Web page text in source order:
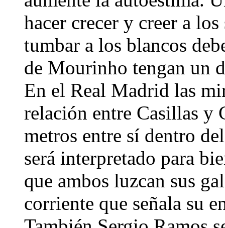
hacer crecer y creer a
tumbar a los blancos
de Mourinho tengan un
En el Real Madrid las
relación entre Casillas y
metros entre sí dentro
será interpretado para
que ambos luzcan sus
corriente que señala su